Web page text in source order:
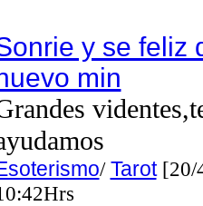
y se feliz
min
/Tarot[20/